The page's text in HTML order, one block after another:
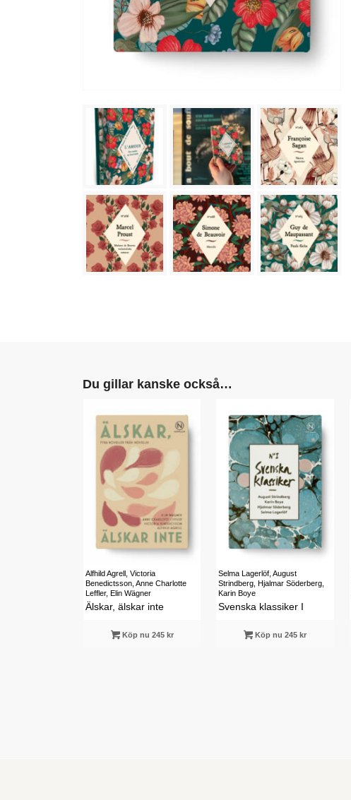
Du gillar kanske också…
Alfhild Agrell, Victoria
Benedictsson, Anne Charlotte
Leffler, Elin Wägner
Älskar, älskar inte
Köp nu 245 kr
Selma Lagerlöf, August
Strindberg, Hjalmar Söderberg,
Karin Boye
Svenska klassiker I
Köp nu 245 kr